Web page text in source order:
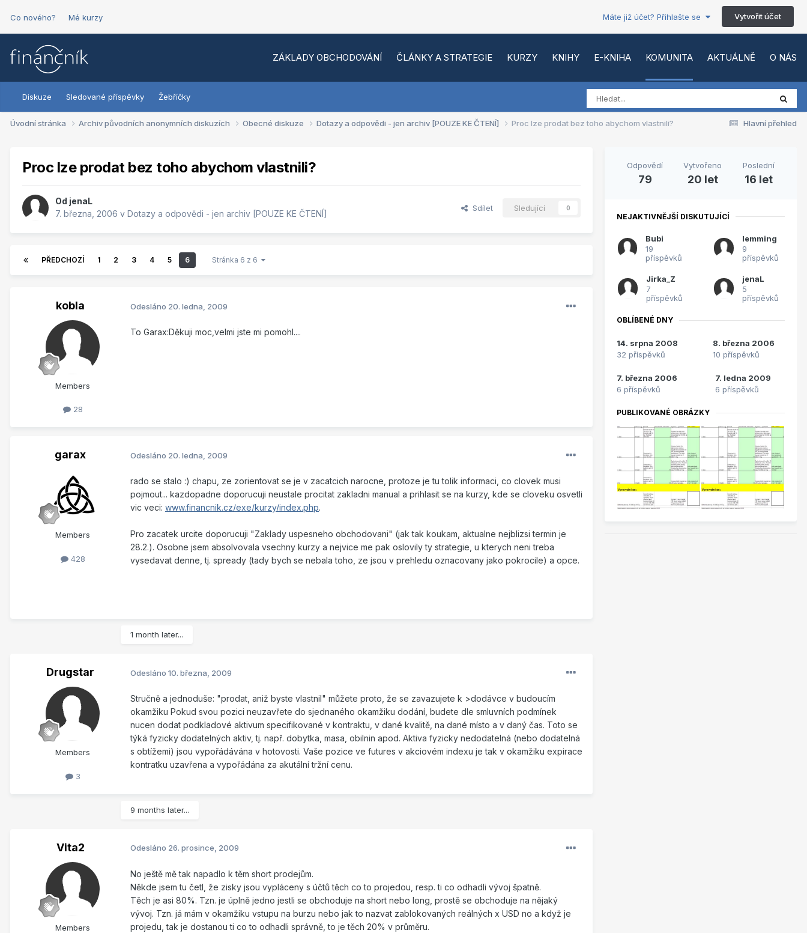
Co nového? Mé kurzy Máte již účet? Přihlašte se Vytvořit účet
ZÁKLADY OBCHODOVÁNÍ ČLÁNKY A STRATEGIE KURZY KNIHY E-KNIHA KOMUNITA AKTUÁLNĚ O NÁS
Diskuze Sledované příspěvky Žebříčky
Hlavní přehled
Úvodní stránka Archiv původních anonymních diskuzích Obecné diskuze Dotazy a odpovědi - jen archiv [POUZE KE ČTENÍ] Proc lze prodat bez toho abychom vlastnili?
Proc lze prodat bez toho abychom vlastnili?
Od jenaL
7. března, 2006 v Dotazy a odpovědi - jen archiv [POUZE KE ČTENÍ]
Sdílet Sledující 0
PŘEDCHOZÍ 1 2 3 4 5 6 Stránka 6 z 6
kobla
Members
28
Odesláno 20. ledna, 2009
To Garax:Děkuji moc,velmi jste mi pomohl....
garax
Members
428
Odesláno 20. ledna, 2009
rado se stalo :) chapu, ze zorientovat se je v zacatcich narocne, protoze je tu tolik informaci, co clovek musi
pojmout... kazdopadne doporucuji neustale procitat zakladni manual a prihlasit se na kurzy, kde se cloveku osvetli
vic veci: www.financnik.cz/exe/kurzy/index.php.
Pro zacatek urcite doporucuji "Zaklady uspesneho obchodovani" (jak tak koukam, aktualne nejblizsi termin je
28.2.). Osobne jsem absolvovala vsechny kurzy a nejvice me pak oslovily ty strategie, u kterych neni treba
vysedavat denne, tj. spready (tady bych se nebala toho, ze jsou v prehledu oznacovany jako pokrocile) a opce.
1 month later...
Drugstar
Members
3
Odesláno 10. března, 2009
Stručně a jednoduše: "prodat, aniž byste vlastnil" můžete proto, že se zavazujete k >dodávce v budoucím
okamžiku Pokud svou pozici neuzavřete do sjednaného okamžiku dodání, budete dle smluvních podmínek
nucen dodat podkladové aktivum specifikované v kontraktu, v dané kvalitě, na dané místo a v daný čas. Toto se
týká fyzicky dodatelných aktiv, tj. např. dobytka, masa, obilnin apod. Aktiva fyzicky nedodatelná (nebo dodatelná
s obtížemi) jsou vypořádávána v hotovosti. Vaše pozice ve futures v akciovém indexu je tak v okamžiku expirace
kontratku uzavřena a vypořádána za akutální tržní cenu.
9 months later...
Vita2
Members
Odesláno 26. prosince, 2009
No ještě mě tak napadlo k těm short prodejům.
Někde jsem tu četl, že zisky jsou vypláceny s účtů těch co to projedou, resp. ti co odhadli vývoj špatně.
Těch je asi 80%. Tzn. je úplně jedno jestli se obchoduje na short nebo long, prostě se obchoduje na nějaký
vývoj. Tzn. já mám v okamžiku vstupu na burzu nebo jak to nazvat zablokovaných reálných x USD no a když je
projedu, tak je dostanou ti co to odhadli správně, to je těch 20% v průměru.
Odpovědí
79
Vytvořeno
20 let
Poslední
16 let
NEJAKTIVNĚJŠÍ DISKUTUJÍCÍ
Bubi
19
příspěvků
lemming
9
příspěvků
Jirka_Z
7
příspěvků
jenaL
5
příspěvků
OBLÍBENÉ DNY
14. srpna 2008
32 příspěvků
8. března 2006
10 příspěvků
7. března 2006
6 příspěvků
7. ledna 2009
6 příspěvků
PUBLIKOVANÉ OBRÁZKY